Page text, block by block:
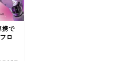
携で
ロ